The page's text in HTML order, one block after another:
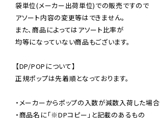
袋単位(メーカー出荷単位)での販売ですので
アソート内容の変更等はできません。
また、商品によってはアソート比率が
均等になっていない商品もございます。
【DP/POPについて】
正規ポップは先着順となっております。
・メーカーからポップの入数が減数入荷した場合
・商品名に「※DPコピー」と記載のあるもの